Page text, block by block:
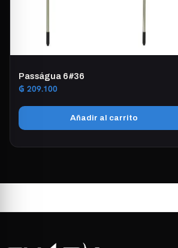
Passágua 6#36
₲ 209.100
Añadir al carrito